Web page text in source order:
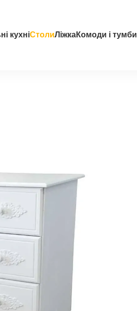
кухніСтолиЛіжкаКомоди і тумби